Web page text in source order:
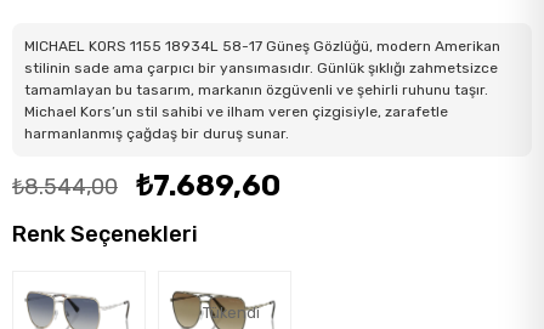
MICHAEL KORS 1155 18934L 58-17 Güneş Gözlüğü, modern Amerikan
stilinin sade ama çarpıcı bir yansımasıdır. Günlük şıklığı zahmetsizce
tamamlayan bu tasarım, markanın özgüvenli ve şehirli ruhunu taşır.
Michael Kors’un stil sahibi ve ilham veren çizgisiyle, zarafetle
harmanlanmış çağdaş bir duruş sunar.
₺8.544,00 ₺7.689,60
Renk Seçenekleri
Tükendi